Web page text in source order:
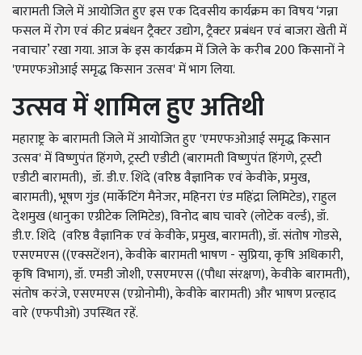
बारामती जिले में आयोजित हुए इस एक दिवसीय कार्यक्रम का विषय ‘गन्ना
फसल में रोग एवं कीट प्रबंधन ट्रैक्टर उद्योग, ट्रैक्टर प्रबंधन एवं बाजरा खेती में
नवाचार’ रखा गया. आज के इस कार्यक्रम में जिले के करीब 200 किसानों ने
'एमएफओआई समृद्ध किसान उत्सव' में भाग लिया.
उत्सव में शामिल हुए अतिथी
महाराष्ट्र के बारामती जिले में आयोजित हुए 'एमएफओआई समृद्ध किसान
उत्सव' में विष्णुपंत हिंगणे, ट्रस्टी एडीटी (बारामती विष्णुपंत हिंगणे, ट्रस्टी
एडीटी बारामती), डॉ. डी.ए. शिंदे (वरिष्ठ वैज्ञानिक एवं केवीके, प्रमुख,
बारामती), भूषण गुंड (मार्केटिंग मैनेजर, महिनरा एंड महिंद्रा लिमिटेड), राहुल
देशमुख (धानुका एग्रीटेक लिमिटेड), विनोद बाघ चावरे (लोटेक वर्ल्ड), डॉ.
डी.ए. शिंदे (वरिष्ठ वैज्ञानिक एवं केवीके, प्रमुख, बारामती), डॉ. संतोष गोडसे,
एसएमएस ((एक्सटेंशन), ​​केवीके बारामती भाषण - सुप्रिया, कृषि अधिकारी,
कृषि विभाग), डॉ. एमडी जोशी, एसएमएस ((पौधा संरक्षण), केवीके बारामती),
संतोष करंजे, एसएमएस (एग्रोनोमी), केवीके बारामती) और भाषण प्रल्हाद
वारे (एफपीओ) उपस्थित रहें.